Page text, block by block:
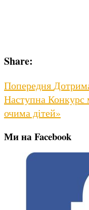
Share:
Навігація
записів
Попередня Previous
post:
НаступнаNext
post:
Конкурс
очима дітей»
Ми на Facebook